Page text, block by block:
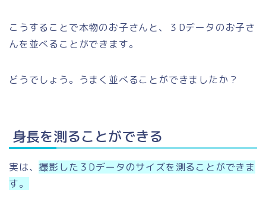
こうすることで本物のお子さんと、３Dデータのお子さ
んを並べることができます。
どうでしょう。うまく並べることができましたか？
身長を測ることができる
実は、撮影した３Dデータのサイズを測ることができま
す。